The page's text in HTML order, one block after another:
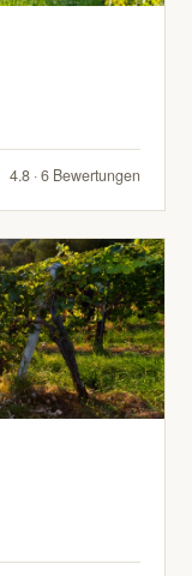
4.8 · 6 Bewertungen